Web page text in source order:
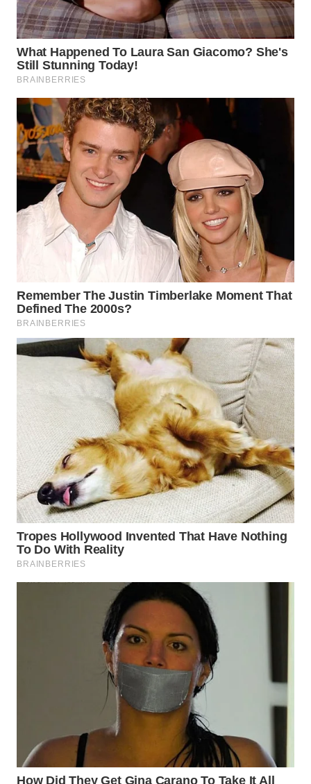
SUMEDANG
WN
CIANJUR
WN
KEPULAUAN
SERIBU
WN
TANGERANG
WN
BINJAI
CIREBON
WN
INDRAMAYU
KUNINGAN
WN
MAJALENGKA
WN
SUBANG
SUKABUMI
WN
WN
SOLO